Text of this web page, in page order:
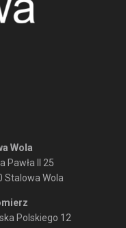
Wola
Pawła II 25
Stalowa Wola
Polskiego 12